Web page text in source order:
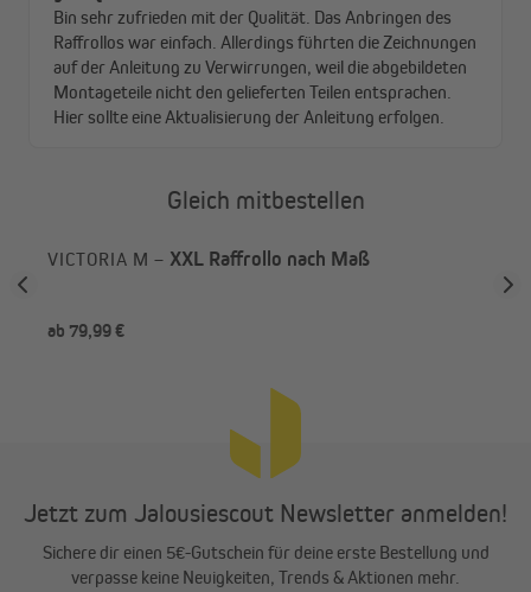
Schutz und Dekoration in einem
Gleich mitbestellen
VICTORIA M – XXL Raffrollo nach Maß
ab 79,99 €
Jetzt zum Jalousiescout Newsletter anmelden!
Sichere dir einen 5€-Gutschein für deine erste Bestellung und
verpasse keine Neuigkeiten, Trends & Aktionen mehr.